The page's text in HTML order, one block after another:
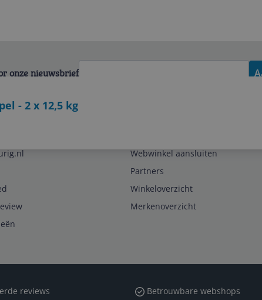
- 2 x 12,5 kg
onze nieuwsbrief
Webwinkel aansluiten
Partners
Winkeloverzicht
Merkenoverzicht
reviews Betrouwbare webshops